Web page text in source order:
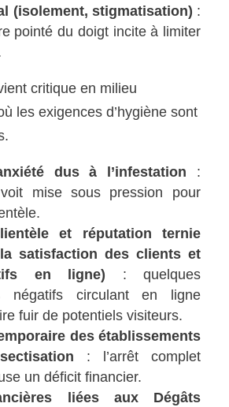
(isolement, stigmatisation) :
pointé du doigt incite à limiter
critique en milieu
les exigences d’hygiène sont
dus à l’infestation :
voit mise sous pression pour
et réputation ternie
satisfaction des clients et
en ligne) : quelques
négatifs circulant en ligne
fuir de potentiels visiteurs.
des établissements
: l’arrêt complet
un déficit financier.
liées aux Dégâts